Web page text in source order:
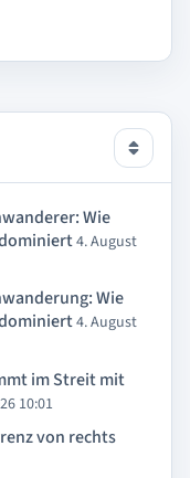
Wie
4. August
Wie
4. August
im Streit mit
10:01
von rechts